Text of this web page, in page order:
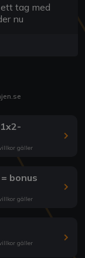
tag med
nu
gäller
bonus
gäller
gäller